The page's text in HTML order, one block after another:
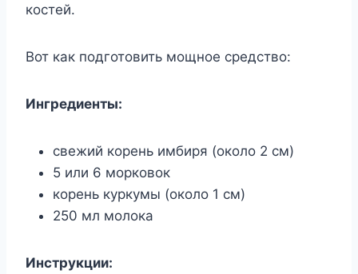
костей.
Вот как подготовить мощное средство:
Ингредиенты:
свежий корень имбиря (около 2 см)
5 или 6 морковок
корень куркумы (около 1 см)
250 мл молока
Инструкции: